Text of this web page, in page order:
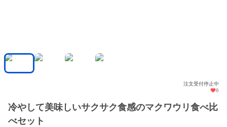
注文受付停止中
6
冷やして美味しいサクサク食感のマクワウリ食べ比
べセット